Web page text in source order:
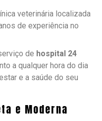
veterinária localizada
de experiência no
de hospital 24
a qualquer hora do dia
e a saúde do seu
e Moderna